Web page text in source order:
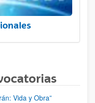
Vida y Obra”